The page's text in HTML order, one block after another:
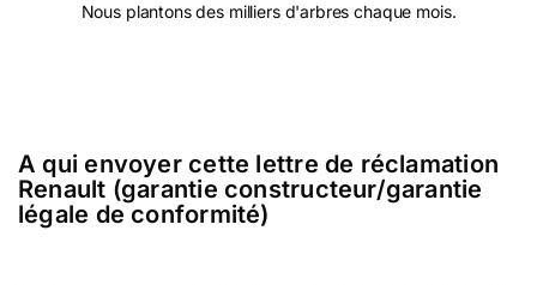
Nous plantons des milliers d'arbres chaque mois.
A qui envoyer cette lettre de réclamation
Renault (garantie constructeur/garantie
légale de conformité)